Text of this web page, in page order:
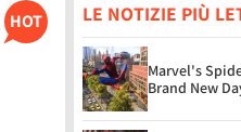
HOT LE NOTIZIE PIÙ
Marvel's
Brand New